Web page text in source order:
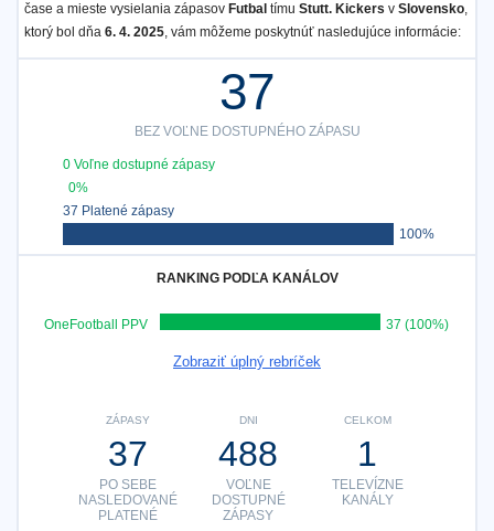
čase a mieste vysielania zápasov Futbal tímu Stutt. Kickers v Slovensko,
ktorý bol dňa 6. 4. 2025, vám môžeme poskytnúť nasledujúce informácie:
37
BEZ VOĽNE DOSTUPNÉHO ZÁPASU
0 Voľne dostupné zápasy
0%
37 Platené zápasy
100%
RANKING PODĽA KANÁLOV
OneFootball PPV 37 (100%)
Zobraziť úplný rebríček
CELKOM
1
TELEVÍZNE
KANÁLY
DNI
488
VOĽNE
DOSTUPNÉ
ZÁPASY
ZÁPASY
37
PO SEBE
NASLEDOVANÉ
PLATENÉ